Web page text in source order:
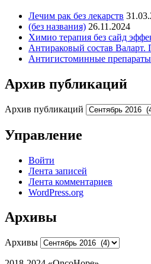
Лечим рак без лекарств
(без названия) 26.11.2024
Химио терапия без сайд
Антираковый состав Валарт.
Антигистоминные препараты
Архив публикаций
Архив публикаций
Управление
Войти
Лента записей
Лента комментариев
WordPress.org
Архивы
Архивы